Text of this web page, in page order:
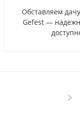
Обставляем
Gefest —